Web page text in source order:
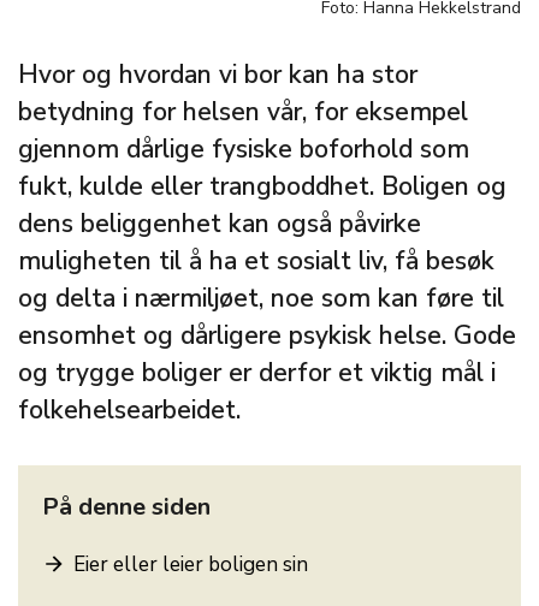
Foto: Hanna Hekkelstrand
Hvor og hvordan vi bor kan ha stor
betydning for helsen vår, for eksempel
gjennom dårlige fysiske boforhold som
fukt, kulde eller trangboddhet. Boligen og
dens beliggenhet kan også påvirke
muligheten til å ha et sosialt liv, få besøk
og delta i nærmiljøet, noe som kan føre til
ensomhet og dårligere psykisk helse. Gode
og trygge boliger er derfor et viktig mål i
folkehelsearbeidet.
På denne siden
Eier eller leier boligen sin